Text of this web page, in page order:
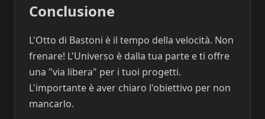
Conclusione
L'Otto di Bastoni è il tempo della velocità. Non
frenare! L'Universo è dalla tua parte e ti offre
una "via libera" per i tuoi progetti.
L'importante è aver chiaro l'obiettivo per non
mancarlo.